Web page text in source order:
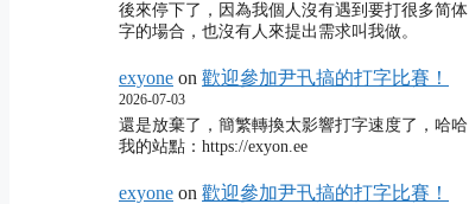
後來停下了，因為我個人沒有遇到要打很多简体
字的場合，也沒有人來提出需求叫我做。
exyone on 歡迎參加尹卂搞的打字比賽！
2026-07-03
還是放棄了，簡繁轉換太影響打字速度了，哈哈
我的站點：https://exyon.ee
exyone on 歡迎參加尹卂搞的打字比賽！